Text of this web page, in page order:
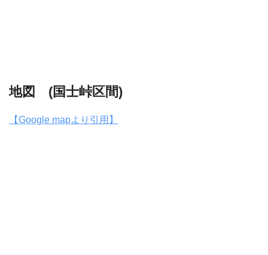
地図 (国士峠区間)
【Google mapより引用】